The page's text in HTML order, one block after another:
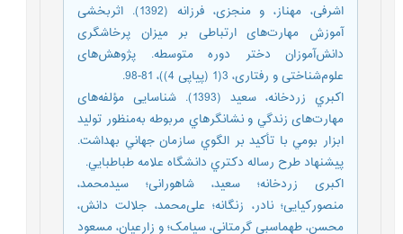
اشرفی، مهناز، و منجزی، فرزانه (1392). اثربخشی
آموزش مهارت‌های ارتباطی بر میزان پرخاشگری
دانش‌آموزان دختر دوره متوسطه. پژوهش‌های
علوم‌شناختی و رفتاری، 3(1 (پیاپی 4))، 81-98.
اکبري زردخانه، سعید (1393). شناسایی مؤلفه‌های
مهارت‌های زندگي و نشانگرهاي مربوطه به‌منظور تولید
ابزار بومي با تأکید بر الگوي سازمان جهاني بهداشت.
پیشنهاد طرح رساله دکتري دانشگاه علامه طباطبایي.
اکبری زردخانه؛ سعید، شاهورانی؛ سیدمحمد،
منصورکیایی؛ نادر، زنگانه؛ علی‌محمد، جلالت دانش،
محسن، طهماسبی گرمتانی، سیامک؛ و زارعیان، مسعود